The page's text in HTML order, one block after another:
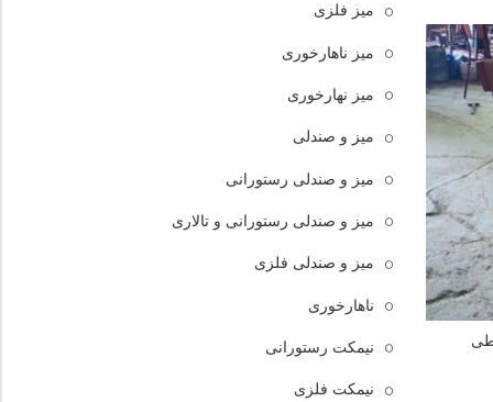
میز فلزی
میز ناهارخوری
میز نهارخوری
میز و صندلی
میز و صندلی رستورانی
میز و صندلی رستورانی و تالاری
میز و صندلی فلزی
ناهارخوری
نیمکت رستورانی
نیمکت فلزی